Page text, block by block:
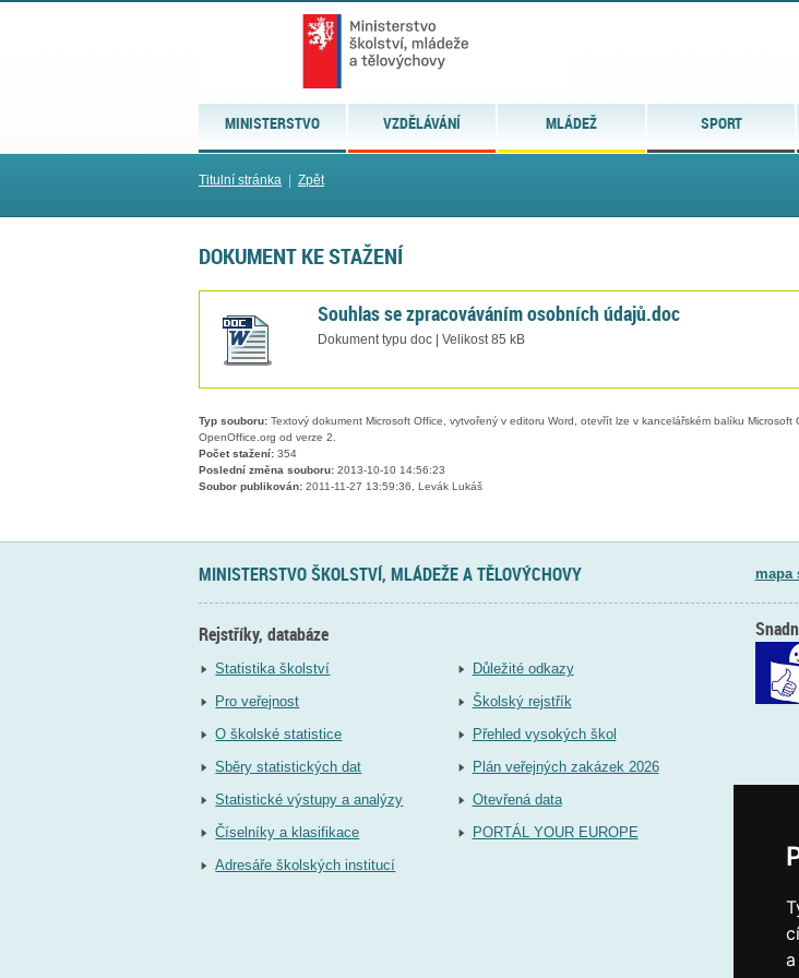
MINISTERSTVO VZDĚLÁVÁNÍ MLÁDEŽ SPORT
Titulní stránka Zpět
DOKUMENT KE STAŽENÍ
Souhlas se zpracováváním osobních údajů.doc
Dokument typu doc | Velikost 85 kB
Typ souboru: Textový dokument Microsoft Office, vytvořený v editoru Word, otevřít lze v kancelářském balíku Microsoft
OpenOffice.org od verze 2.
Počet stažení: 354
Poslední změna souboru: 2013-10-10 14:56:23
Soubor publikován: 2011-11-27 13:59:36, Levák Lukáš
MINISTERSTVO ŠKOLSTVÍ, MLÁDEŽE A TĚLOVÝCHOVY mapa
Rejstříky, databáze
Statistika školství
Pro veřejnost
O školské statistice
Sběry statistických dat
Statistické výstupy a analýzy
Číselníky a klasifikace
Adresáře školských institucí
Důležité odkazy
Školský rejstřík
Přehled vysokých škol
Plán veřejných zakázek 2026
Otevřená data
PORTÁL YOUR EUROPE